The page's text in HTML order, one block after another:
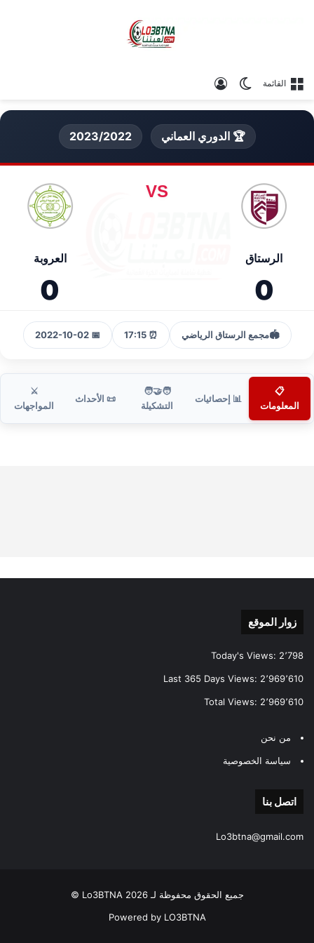
القائمة الوضع المظلم
🏆 الدوري العماني 2023/2022
الرستاق
0
VS
العروبة
0
🏟️مجمع الرستاق الرياضي ⏰ 17:15
📅 2022-10-02
📋
المعلومات
📊 إحصائيات
🧑‍🤝‍🧑
التشكيلة
📜 الأحداث
⚔️
المواجهات
زوار الموقع
Today's Views: 2٬798
Last 365 Days Views: 2٬969٬610
Total Views: 2٬969٬610
من نحن
سياسة الخصوصية
اتصل بنا
Lo3btna@gmail.com
جميع الحقوق محفوظة لـ Lo3BTNA 2026 ©
Powered by LO3BTNA